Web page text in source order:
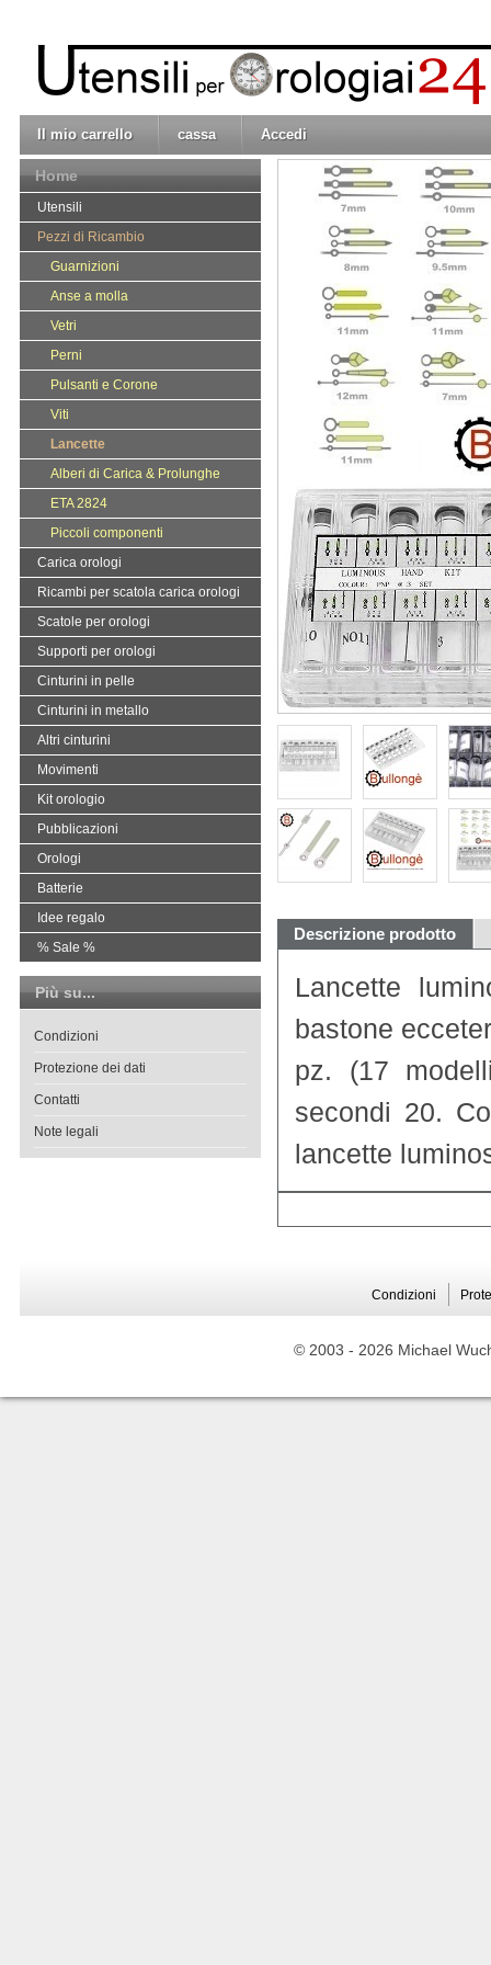
Il mio carrello cassa Accedi
Descrizione prodotto
Lancette
bastone
pz. (17
secondi 20.
lancette
Home
Utensili
Pezzi di Ricambio
Guarnizioni
Anse a molla
Vetri
Perni
Pulsanti e Corone
Viti
Lancette
Alberi di Carica & Prolunghe
ETA 2824
Piccoli componenti
Carica orologi
Ricambi per scatola carica orologi
Scatole per orologi
Supporti per orologi
Cinturini in pelle
Cinturini in metallo
Altri cinturini
Movimenti
Kit orologio
Pubblicazioni
Orologi
Batterie
Idee regalo
% Sale %
Più su...
Condizioni
Protezione dei dati
Contatti
Note legali
Condizioni
© 2003 - 2026 Michael